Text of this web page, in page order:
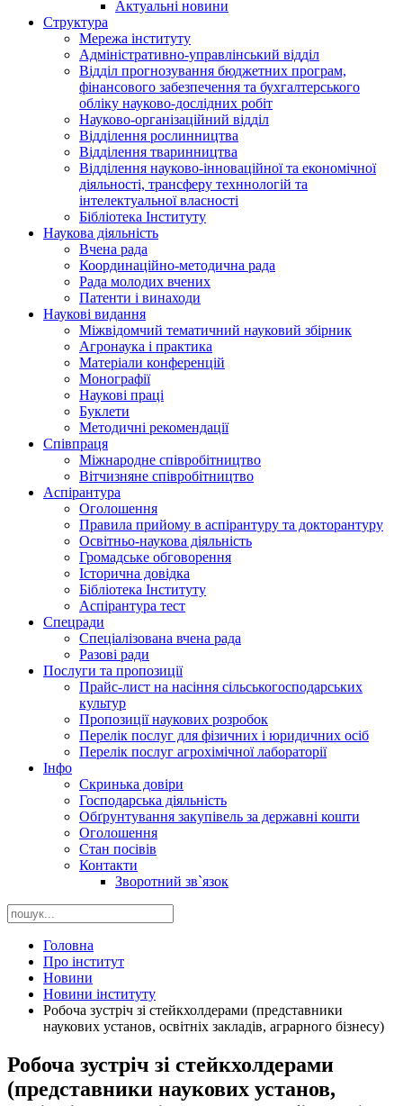
Актуальні новини
Структура
Мережа інституту
Адміністративно-управлінський відділ
Відділ прогнозування бюджетних програм,
фінансового забезпечення та бухгалтерського
обліку науково-дослідних робіт
Науково-організаційний відділ
Відділення рослинництва
Відділення тваринництва
Відділення науково-інноваційної та економічної
діяльності, трансферу техннологій та
інтелектуальної власності
Бібліотека Інституту
Наукова діяльність
Вчена рада
Координаційно-методична рада
Рада молодих вчених
Патенти і винаходи
Наукові видання
Міжвідомчий тематичний науковий збірник
Агронаука і практика
Матеріали конференцій
Монографії
Наукові праці
Буклети
Методичні рекомендації
Співпраця
Міжнародне співробітництво
Вітчизняне співробітництво
Аспірантура
Оголошення
Правила прийому в аспірантуру та докторантуру
Освітньо-наукова діяльність
Громадське обговорення
Історична довідка
Бібліотека Інституту
Аспірантура тест
Спецради
Спеціалізована вчена рада
Разові ради
Послуги та пропозиції
Прайс-лист на насіння сільськогосподарських
культур
Пропозиції наукових розробок
Перелік послуг для фізичних і юридичних осіб
Перелік послуг агрохімічної лабораторії
Інфо
Скринька довіри
Господарська діяльність
Обґрунтування закупівель за державні кошти
Оголошення
Стан посівів
Контакти
Зворотний зв`язок
Головна
Про інститут
Новини
Новини інституту
Робоча зустріч зі стейкхолдерами (представники
наукових установ, освітніх закладів, аграрного бізнесу)
Робоча зустріч зі стейкхолдерами
(представники наукових установ,